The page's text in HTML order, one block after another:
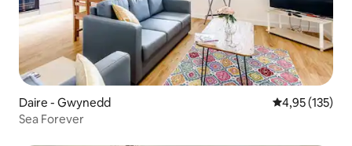
Daire - Gwynedd 5 üzerinden
4,95 (135)
Sea Forever